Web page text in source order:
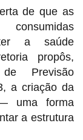
de que as
a saúde
propôs,
Previsão
a criação da
— uma forma
a estrutura